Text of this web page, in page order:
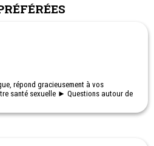
répond gracieusement à vos
santé sexuelle ► Questions autour de